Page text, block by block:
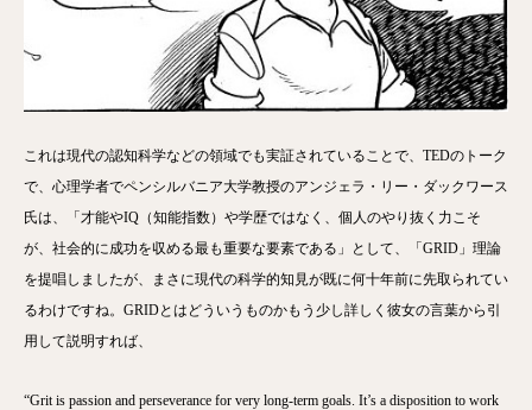
これは現代の認知科学などの領域でも実証されていることで、TEDのトーク
で、心理学者でペンシルバニア大学教授のアンジェラ・リー・ダックワース
氏は、「才能やIQ（知能指数）や学歴ではなく、個人のやり抜く力こそ
が、社会的に成功を収める最も重要な要素である」として、「GRID」理論
を提唱しましたが、まさに現代の科学的知見が既に何十年前に先取られてい
るわけですね。GRIDとはどういうものかもう少し詳しく彼女の言葉から引
用して説明すれば、
“Grit is passion and perseverance for very long-term goals. It’s a disposition to work